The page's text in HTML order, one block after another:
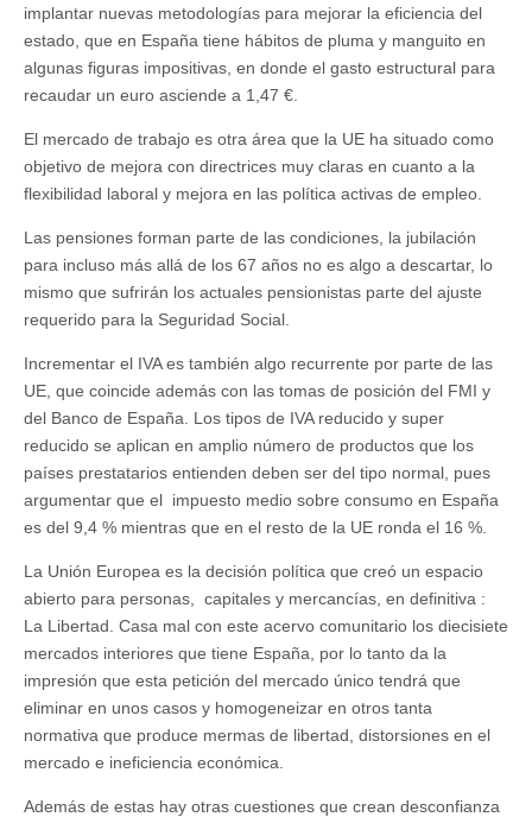
implantar nuevas metodologías para mejorar la eficiencia del
estado, que en España tiene hábitos de pluma y manguito en
algunas figuras impositivas, en donde el gasto estructural para
recaudar un euro asciende a 1,47 €.
El mercado de trabajo es otra área que la UE ha situado como
objetivo de mejora con directrices muy claras en cuanto a la
flexibilidad laboral y mejora en las política activas de empleo.
Las pensiones forman parte de las condiciones, la jubilación
para incluso más allá de los 67 años no es algo a descartar, lo
mismo que sufrirán los actuales pensionistas parte del ajuste
requerido para la Seguridad Social.
Incrementar el IVA es también algo recurrente por parte de las
UE, que coincide además con las tomas de posición del FMI y
del Banco de España. Los tipos de IVA reducido y super
reducido se aplican en amplio número de productos que los
países prestatarios entienden deben ser del tipo normal, pues
argumentar que el impuesto medio sobre consumo en España
es del 9,4 % mientras que en el resto de la UE ronda el 16 %.
La Unión Europea es la decisión política que creó un espacio
abierto para personas, capitales y mercancías, en definitiva :
La Libertad. Casa mal con este acervo comunitario los diecisiete
mercados interiores que tiene España, por lo tanto da la
impresión que esta petición del mercado único tendrá que
eliminar en unos casos y homogeneizar en otros tanta
normativa que produce mermas de libertad, distorsiones en el
mercado e ineficiencia económica.
Además de estas hay otras cuestiones que crean desconfianza